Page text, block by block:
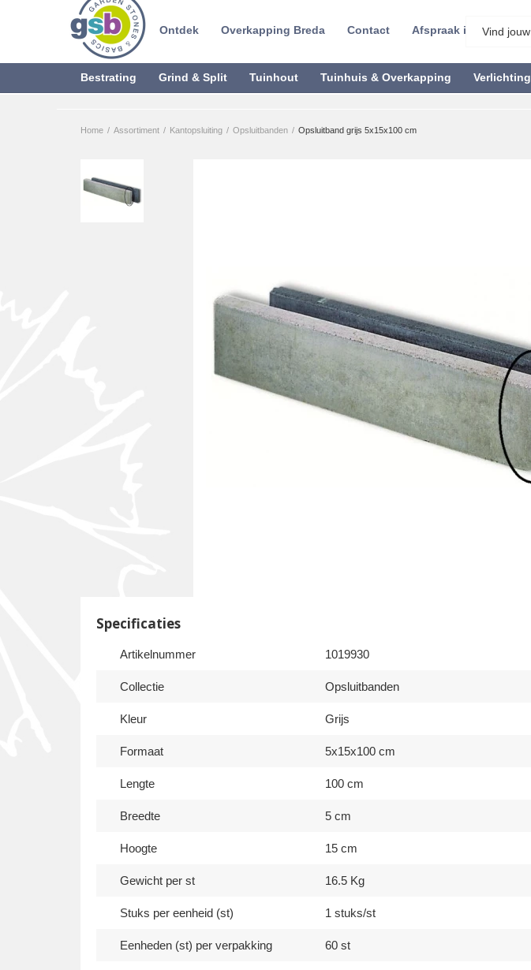
Ontdek Overkapping Breda Contact Afspraak inplannen
Bestrating Grind & Split Tuinhout Tuinhuis & Overkapping Verlichting
Home / Assortiment / Kantopsluiting / Opsluitbanden / Opsluitband grijs 5x15x100 cm
Specificaties
Artikelnummer 1019930
Collectie Opsluitbanden
Kleur Grijs
Formaat 5x15x100 cm
Lengte 100 cm
Breedte 5 cm
Hoogte 15 cm
Gewicht per st 16.5 Kg
Stuks per eenheid (st) 1 stuks/st
Eenheden (st) per verpakking 60 st